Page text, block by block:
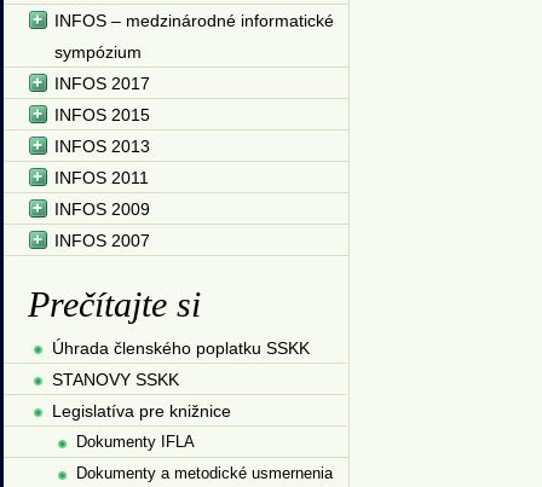
INFOS – medzinárodné informatické
sympózium
INFOS 2017
INFOS 2015
INFOS 2013
INFOS 2011
INFOS 2009
INFOS 2007
Prečítajte si
Úhrada členského poplatku SSKK
STANOVY SSKK
Legislatíva pre knižnice
Dokumenty IFLA
Dokumenty a metodické usmernenia